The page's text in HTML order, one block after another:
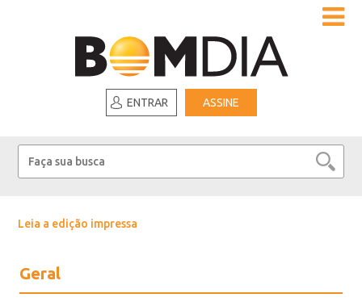
ENTRAR ASSINE
Leia a edição impressa
Geral